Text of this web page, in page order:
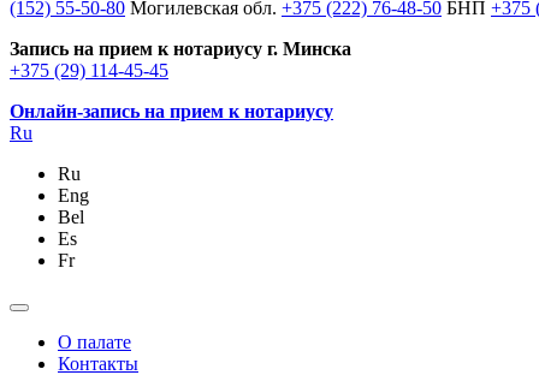
(152) 55-50-80 Могилевская обл. +375 (222) 76-48-50 БНП +375
Запись на прием к нотариусу г. Минска
+375 (29) 114-45-45
Онлайн-запись на прием к нотариусу
Ru
Ru
Eng
Bel
Es
Fr
О палате
Контакты